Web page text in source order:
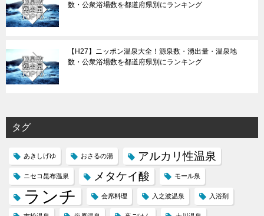
数・公衆浴場数を都道府県別にランキング
【H27】ニッポン温泉大全！源泉数・湧出量・温泉地
数・公衆浴場数を都道府県別にランキング
タグ
あきしげゆ おさるの湯 アルカリ性温泉
ニセコ昆布温泉 メタケイ酸 モール泉
ランチ 会席料理 入之波温泉 入浴剤